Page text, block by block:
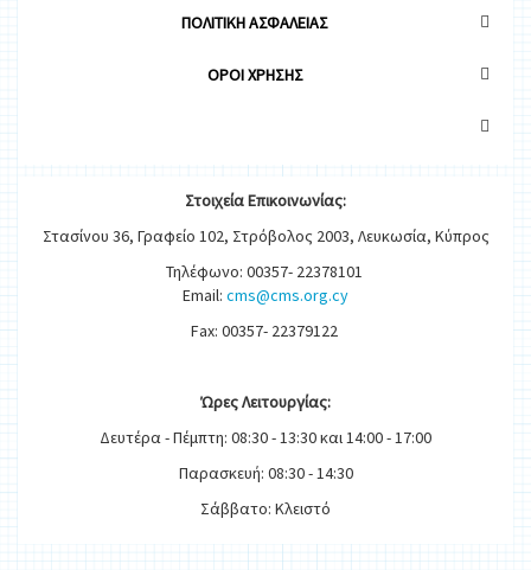
ΠΟΛΙΤΙΚΗ ΑΣΦΑΛΕΙΑΣ
OΡΟΙ ΧΡΗΣΗΣ
ΣτοιχείαΕπικοινωνίας:
Στασίνου 36, Γραφείο 102, Στρόβολος 2003, Λευκωσία, Κύπρος
Τηλέφωνο: 00357- 22378101
Email: cms@cms.org.cy
Fax: 00357- 22379122
ΏρεςΛειτουργίας:
Δευτέρα - Πέμπτη: 08:30 - 13:30 και 14:00 - 17:00
Παρασκευή: 08:30 - 14:30
Σάββατο: Κλειστό